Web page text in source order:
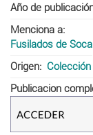
Año de
Menciona a
Fusilados de Soca
Origen
Publicacion